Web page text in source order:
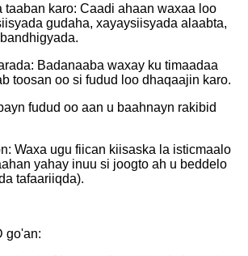
taaban karo: Caadi ahaan waxaa loo
gudaha, xayaysiisyada alaabta,
Badanaaba waxay ku timaadaa
toosan oo si fudud loo dhaqaajin karo.
fudud oo aan u baahnayn rakibid
Waxa ugu fiican kiisaska la isticmaalo
yahay inuu si joogto ah u beddelo
tafaariiqda).
go'an: